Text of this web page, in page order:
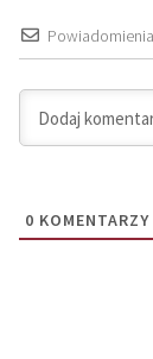
Powiadomienia
0 KOMENTARZY